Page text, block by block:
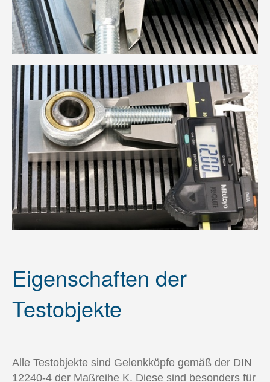
Eigenschaften der
Testobjekte
Alle Testobjekte sind Gelenkköpfe gemäß der DIN
12240-4 der Maßreihe K. Diese sind besonders für